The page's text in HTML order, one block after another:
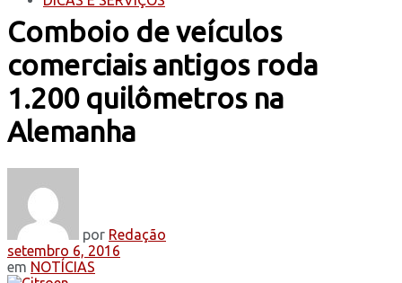
Comboio de veículos
comerciais antigos roda
1.200 quilômetros na
Alemanha
por Redação
setembro 6, 2016
em NOTÍCIAS